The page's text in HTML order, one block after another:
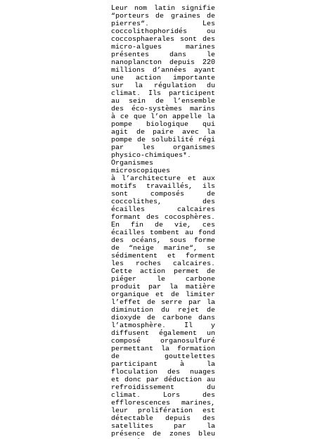
Leur nom latin signifie
“porteurs de graines de
pierres“. Les
coccolithophoridés ou
coccosphaerales sont des
micro-algues marines
présentes dans le
nanoplancton depuis 220
millions d’années ayant
une action importante
sur la régulation du
climat. Ils participent
au sein de l’ensemble
des éco-systèmes marins
à ce que l’on appelle la
pompe biologique qui
agit de paire avec la
pompe de solubilité régi
par les organismes
physico-chimiques*.
Organismes
microscopiques
à l’architecture et aux
motifs travaillés, ils
sont composés de
coccolithes, des
écailles calcaires
formant des cocosphères.
En fin de vie, ces
écailles tombent au fond
des océans, sous forme
de “neige marine“, se
sédimentent et forment
les roches calcaires.
Cette action permet de
piéger le carbone
produit par la matière
organique et de limiter
l’effet de serre par la
diminution du rejet de
dioxyde de carbone dans
l’atmosphère. Il y
diffusent également un
composé organosulfuré
permettant la formation
de gouttelettes
participant à la
floculation des nuages
et donc par déduction au
refroidissement du
climat. Lors des
efflorescences marines,
leur prolifération est
détectable depuis des
satellites par la
présence de zones bleu